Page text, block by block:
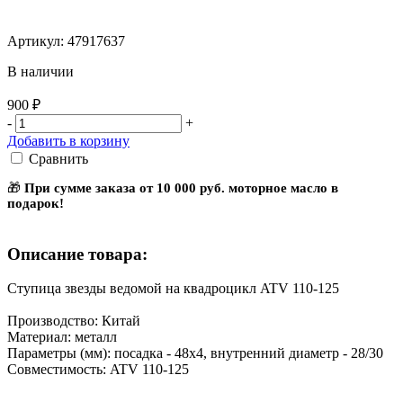
Артикул: 47917637
В наличии
900 ₽
-
+
Добавить в корзину
Сравнить
🎁 При сумме заказа от 10 000 руб. моторное масло в
подарок!
Описание товара:
Ступица звезды ведомой на квадроцикл ATV 110-125
Производство: Китай
Материал: металл
Параметры (мм): посадка - 48х4, внутренний диаметр - 28/30
Совместимость: ATV 110-125